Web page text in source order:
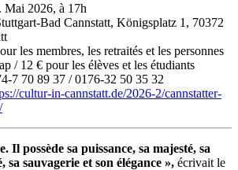
Mai 2026, à 17h
Bad Cannstatt, Königsplatz 1, 70372
les membres, les retraités et les personnes
/ 12 € pour les élèves et les étudiants
7 70 89 37 / 0176-32 50 35 32
cultur-in-cannstatt.de/2026-2/cannstatter-
Il possède sa puissance, sa majesté, sa
sa sauvagerie et son élégance », écrivait le